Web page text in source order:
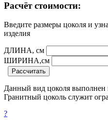
Расчёт стоимости:
Введите размеры цоколя и
изделия
ДЛИНА, см
ШИРИНА,см
Рассчитать
Данный вид цоколя выполнен
Гранитный цоколь служит
?